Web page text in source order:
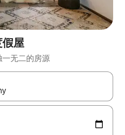
屋
无二的房源
方向键查看，或通过点击或滑动手势